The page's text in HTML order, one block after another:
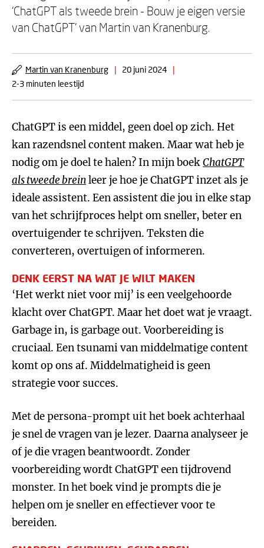
‘ChatGPT als tweede brein - Bouw je eigen versie
van ChatGPT’ van Martin van Kranenburg.
Martin van Kranenburg | 20 juni 2024
|
2-3 minuten leestijd
ChatGPT is een middel, geen doel op zich. Het
kan razendsnel content maken. Maar wat heb je
nodig om je doel te halen? In mijn boekChatGPT
als tweede breinleer je hoe je ChatGPT inzet als je
ideale assistent. Een assistent die jou in elke stap
van het schrijfproces helpt om sneller, beter en
overtuigender te schrijven. Teksten die
converteren, overtuigen of informeren.
DENK EERST NA WAT JE WILT MAKEN
‘Het werkt niet voor mij’ is een veelgehoorde
klacht over ChatGPT. Maar het doet wat je vraagt.
Garbage in, is garbage out. Voorbereiding is
cruciaal. Een tsunami van middelmatige content
komt op ons af. Middelmatigheid is geen
strategie voor succes.
Met de persona-prompt uit het boek achterhaal
je snel de vragen van je lezer. Daarna analyseer je
of je die vragen beantwoordt. Zonder
voorbereiding wordt ChatGPT een tijdrovend
monster. In het boek vind je prompts die je
helpen om je sneller en effectiever voor te
bereiden.